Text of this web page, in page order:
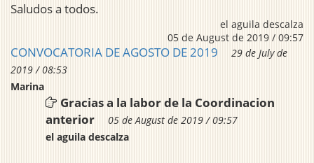
Saludos a todos.
el aguila descalza
05 de August de 2019 / 09:57
CONVOCATORIA DE AGOSTO DE 2019
29 de July de
2019 / 08:53
Marina
Gracias a la labor de la Coordinacion
anterior
05 de August de 2019 / 09:57
el aguila descalza